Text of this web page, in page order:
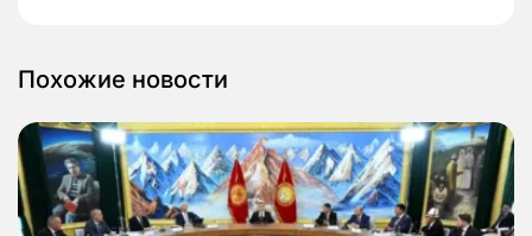
Похожие новости